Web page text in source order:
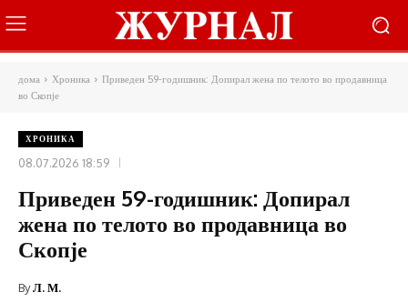
дома Хроника
Приведен 59-годишник: Допирал жена по телото во продавница
во Скопје
ХРОНИКА
08.07.2026 18:59
Приведен 59-годишник: Допирал
жена по телото во продавница во
Скопје
ByЛ. М.